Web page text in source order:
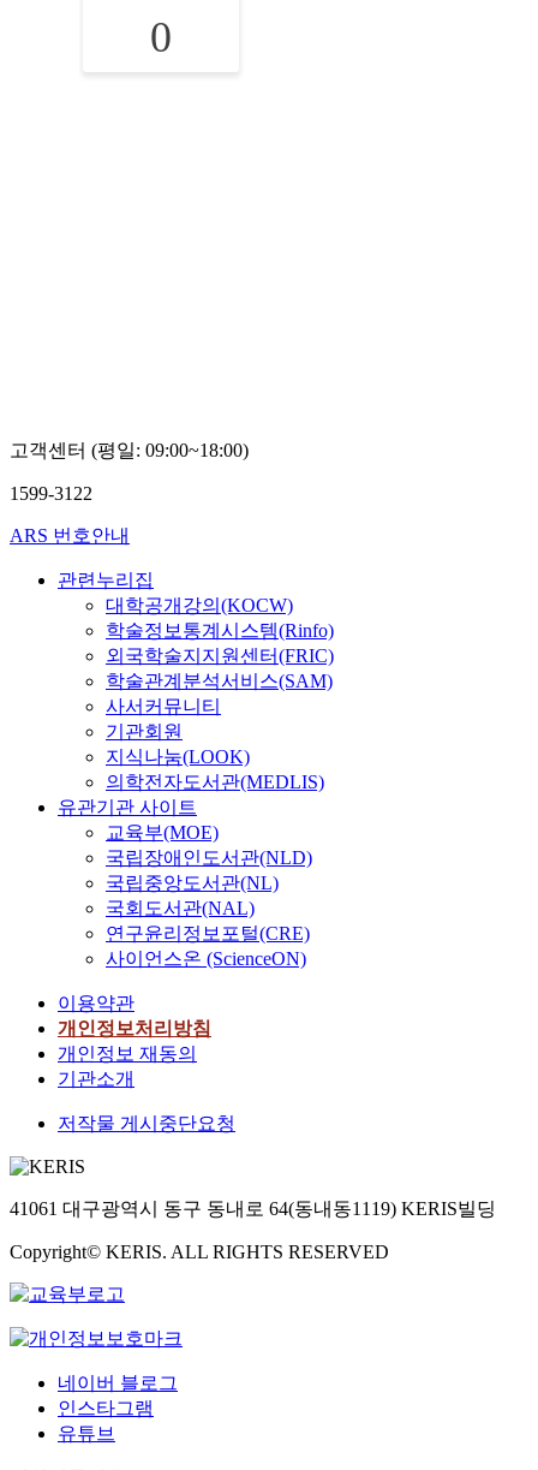
0
고객센터 (평일: 09:00~18:00)
1599-3122
ARS 번호안내
관련누리집
대학공개강의(KOCW)
학술정보통계시스템(Rinfo)
외국학술지지원센터(FRIC)
학술관계분석서비스(SAM)
사서커뮤니티
기관회원
지식나눔(LOOK)
의학전자도서관(MEDLIS)
유관기관 사이트
교육부(MOE)
국립장애인도서관(NLD)
국립중앙도서관(NL)
국회도서관(NAL)
연구윤리정보포털(CRE)
사이언스온 (ScienceON)
이용약관
개인정보처리방침
개인정보 재동의
기관소개
저작물 게시중단요청
41061 대구광역시 동구 동내로 64(동내동1119) KERIS빌딩
Copyright© KERIS. ALL RIGHTS RESERVED
네이버 블로그
인스타그램
유튜브